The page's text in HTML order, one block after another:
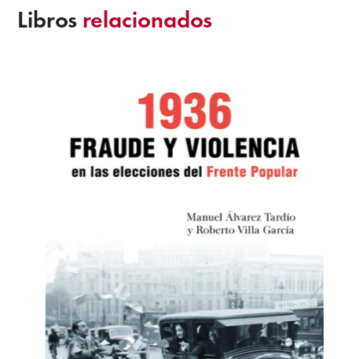
Libros relacionados